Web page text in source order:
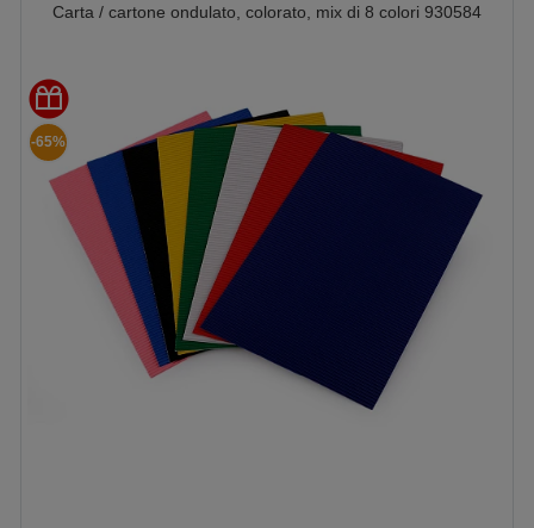
Carta / cartone ondulato, colorato, mix di 8 colori 930584
-65%